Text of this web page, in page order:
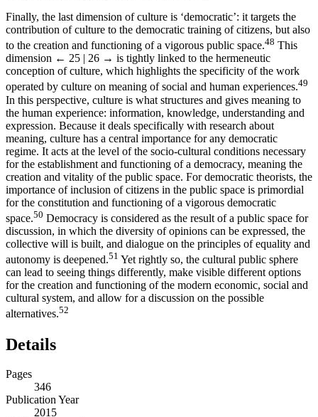
Finally, the last dimension of culture is ‘democratic’: it targets the
contribution of culture to the democratic training of citizens, but also
to the creation and functioning of a vigorous public space.48 This
dimension ← 25 | 26 → is tightly linked to the hermeneutic
conception of culture, which highlights the specificity of the work
operated by culture on meaning of social and human experiences.49
In this perspective, culture is what structures and gives meaning to
the human experience: information, knowledge, understanding and
expression. Because it deals specifically with research about
meaning, culture has a central importance for any democratic
regime. It acts at the level of the socio-cultural conditions necessary
for the establishment and functioning of a democracy, meaning the
creation and vitality of the public space. For democratic theorists, the
importance of inclusion of citizens in the public space is primordial
for the constitution and functioning of a vigorous democratic
space.50 Democracy is considered as the result of a public space for
discussion, in which the diversity of opinions can be expressed, the
collective will is built, and dialogue on the principles of equality and
autonomy is deepened.51 Yet rightly so, the cultural public sphere
can lead to seeing things differently, make visible different options
for the creation and functioning of the modern economic, social and
cultural system, and allow for a discussion on the possible
alternatives.52
Details
Pages
346
Publication Year
2015